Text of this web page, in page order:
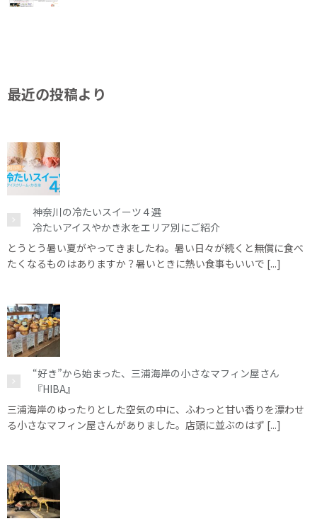
最近の投稿より
神奈川の冷たいスイーツ４選
冷たいアイスやかき氷をエリア別にご紹介
とうとう暑い夏がやってきましたね。暑い日々が続くと無償に食べ
たくなるものはありますか？暑いときに熱い食事もいいで [...]
“好き”から始まった、三浦海岸の小さなマフィン屋さん
『HIBA』
三浦海岸のゆったりとした空気の中に、ふわっと甘い香りを漂わせ
る小さなマフィン屋さんがありました。店頭に並ぶのはず [...]